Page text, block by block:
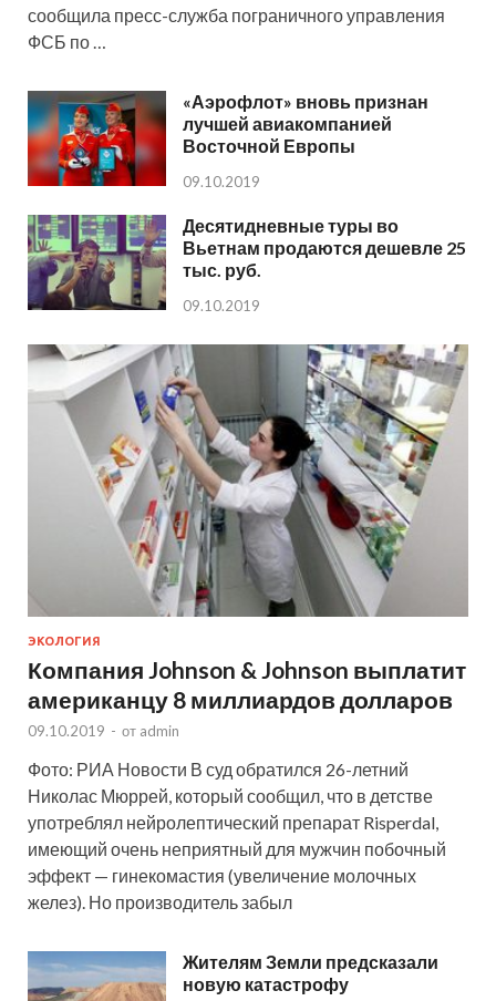
сообщила пресс-служба пограничного управления
ФСБ по …
«Аэрофлот» вновь признан
лучшей авиакомпанией
Восточной Европы
09.10.2019
Десятидневные туры во
Вьетнам продаются дешевле 25
тыс. руб.
09.10.2019
ЭКОЛОГИЯ
Компания Johnson & Johnson выплатит
американцу 8 миллиардов долларов
09.10.2019 - от admin
Фото: РИА Новости В суд обратился 26-летний
Николас Мюррей, который сообщил, что в детстве
употреблял нейролептический препарат Risperdal,
имеющий очень неприятный для мужчин побочный
эффект — гинекомастия (увеличение молочных
желез). Но производитель забыл
Жителям Земли предсказали
новую катастрофу